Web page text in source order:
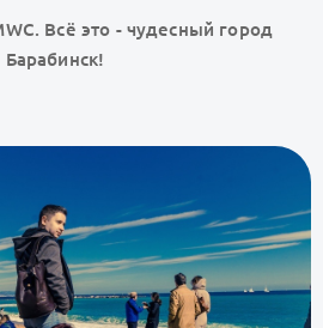
Всё это - чудесный город
Барабинск!